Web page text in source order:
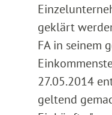
geklärt
FA in seinem
27.05.2014
geltend